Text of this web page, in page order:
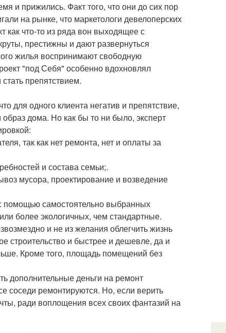
и прижились. Факт того, что они до сих пор
на рынке, что маркетологи девелоперских
как что-то из ряда вон выходящее с
престижны и дают развернуться
жилья воспринимают свободную
"под Себя" особенно вдохновлял
препятствием.
для одного клиента негатив и препятствие,
дома. Но как бы то ни было, эксперт
так как нет ремонта, нет и оплаты за
и состава семьи;.
мусора, проектирование и возведение
помощью самостоятельно выбранных
более экологичных, чем стандартные.
и не из желания облегчить жизнь
строительство и быстрее и дешевле, да и
Кроме того, площадь помещений без
дополнительные деньги на ремонт
соседи ремонтируются. Но, если верить
ради воплощения всех своих фантазий на